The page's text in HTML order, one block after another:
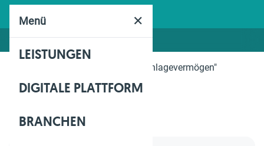
Menü ✕
LEISTUNGEN
DIGITALE PLATTFORM
BRANCHEN
"Anlagevermögen"